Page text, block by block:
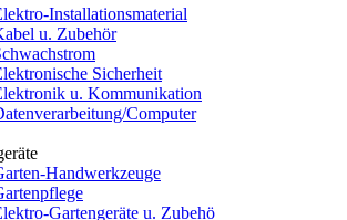
Installationsmaterial
u. Zubehör
Sicherheit
u. Kommunikation
Computer
Handwerkzeuge
Gartengeräte u. Zubehö